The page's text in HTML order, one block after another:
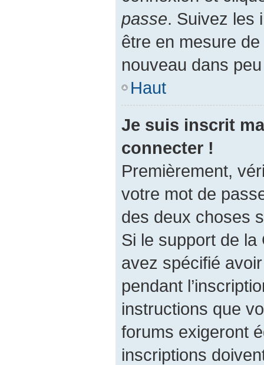
passe. Suivez les
être en mesure
nouveau dans
Haut
Je suis inscrit
connecter !
Premièrement,
votre mot de
des deux choses
Si le support de la
avez spécifié
pendant
instructions que
forums exigeront
inscriptions